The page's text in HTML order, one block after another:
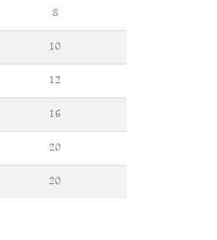
8
10
12
16
20
20